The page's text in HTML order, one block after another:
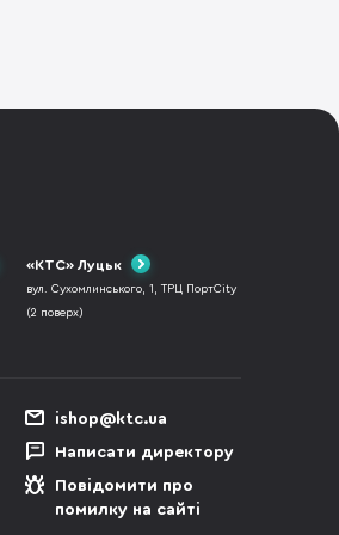
«КТС» Луцьк
вул. Сухомлинського, 1, ТРЦ ПортCity
(2 поверх)
ishop@ktc.ua
Написати директору
Повідомити про
помилку на сайті